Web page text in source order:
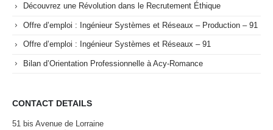
Découvrez une Révolution dans le Recrutement Éthique
Offre d’emploi : Ingénieur Systèmes et Réseaux – Production – 91
Offre d’emploi : Ingénieur Systèmes et Réseaux – 91
Bilan d’Orientation Professionnelle à Acy-Romance
CONTACT DETAILS
51 bis Avenue de Lorraine